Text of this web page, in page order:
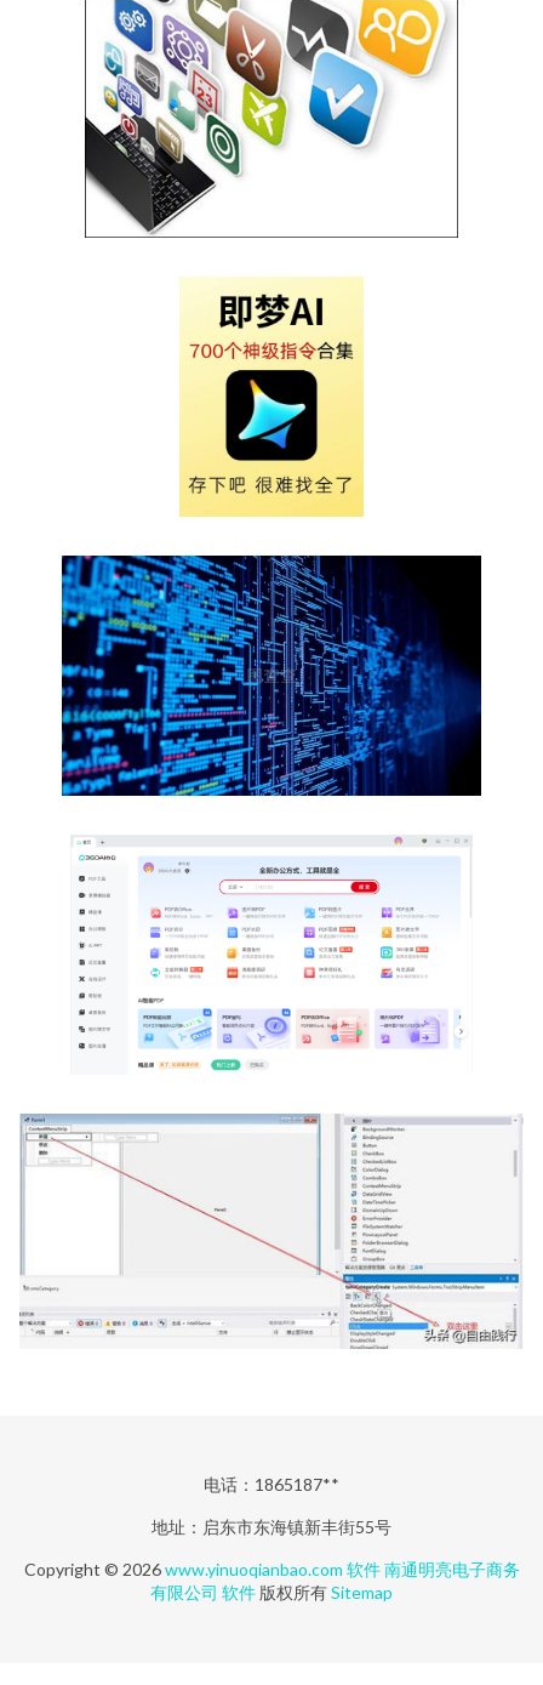
电话：1865187**
地址：启东市东海镇新丰街55号
Copyright © 2026www.yinuoqianbao.com 软件 南通明亮电子商务
有限公司 软件 版权所有Sitemap